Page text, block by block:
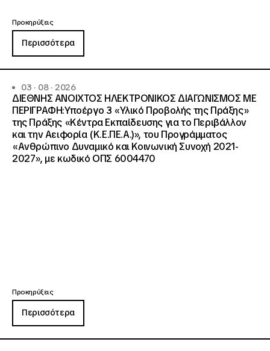
Προκηρύξεις
Περισσότερα
03 · 08 · 2026
ΔΙΕΘΝΗΣ ΑΝΟΙΧΤΟΣ ΗΛΕΚΤΡΟΝΙΚΟΣ ΔΙΑΓΩΝΙΣΜΟΣ ΜΕ
ΠΕΡΙΓΡΑΦΗ:Υποέργο 3 «Υλικό Προβολής της Πράξης»
της Πράξης «Κέντρα Εκπαίδευσης για το Περιβάλλον
και την Αειφορία (Κ.Ε.ΠΕ.Α.)», του Προγράμματος
«Ανθρώπινο Δυναμικό και Κοινωνική Συνοχή 2021-
2027», με κωδικό ΟΠΣ 6004470
Προκηρύξεις
Περισσότερα